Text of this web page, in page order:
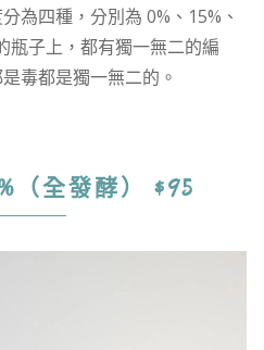
為四種，分別為 0%、15%、
瓶子上，都有獨一無二的編
毒都是獨一無二的。
（全發酵） $95